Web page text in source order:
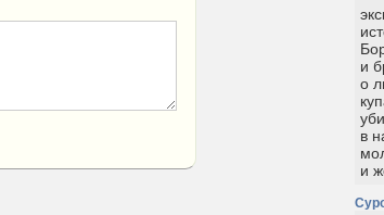
и
о
в
и